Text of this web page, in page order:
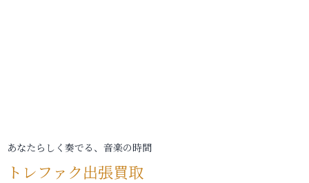
あなたらしく奏でる、音楽の時間
トレファク出張買取